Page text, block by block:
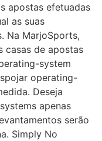
apostas efetuadas
as suas
Na MarjoSports,
casas de apostas
system
operating-
Deseja
apenas
serão
Simply No